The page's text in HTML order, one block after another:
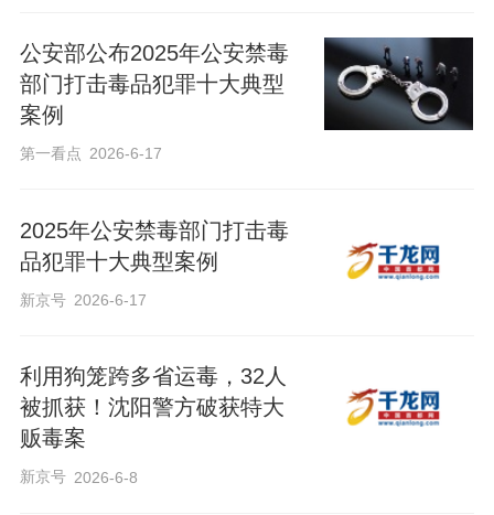
公安部公布2025年公安禁毒
部门打击毒品犯罪十大典型
案例
第一看点 2026-6-17
2025年公安禁毒部门打击毒
品犯罪十大典型案例
新京号 2026-6-17
利用狗笼跨多省运毒，32人
被抓获！沈阳警方破获特大
贩毒案
新京号 2026-6-8